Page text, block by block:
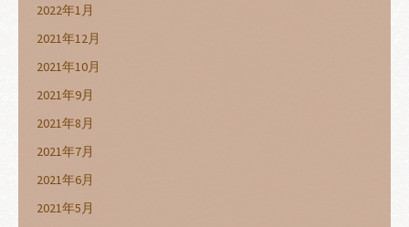
2022年1月
2021年12月
2021年10月
2021年9月
2021年8月
2021年7月
2021年6月
2021年5月